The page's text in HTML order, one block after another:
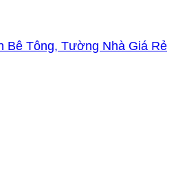
Bê Tông, Tường Nhà Giá Rẻ